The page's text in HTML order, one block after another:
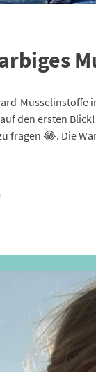
Musselinstoffe
den ersten
fragen 😂. Die